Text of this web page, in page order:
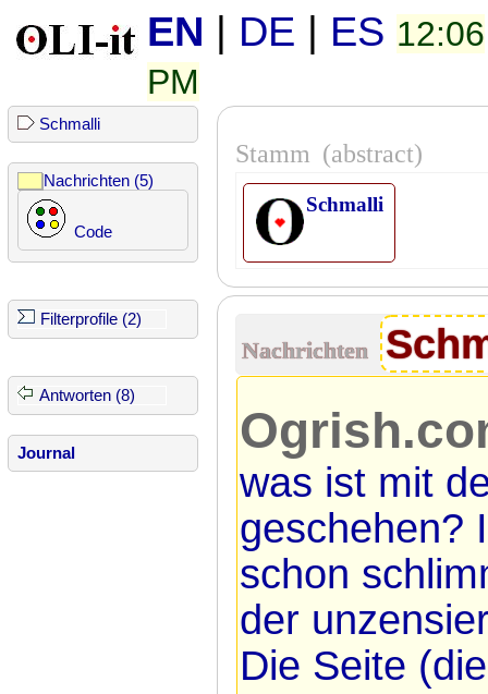
EN | DE | ES 12:06
PM
Schmalli
Nachrichten (5)
Code
Filterprofile (2)
Antworten (8)
Journal
Stamm (abstract)
Schmalli
Nachrichten
was ist mit
geschehen?
schon
der
Die Seite